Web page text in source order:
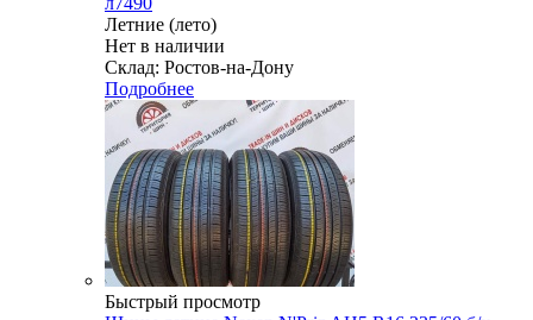
Летние (лето)
Нет в наличии
Склад: Ростов-на-Дону
Подробнее
Быстрый просмотр